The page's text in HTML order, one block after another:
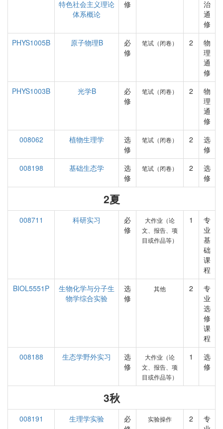
特色社会主义理论
体系概论
修
治
通
修
PHYS1005B
原子物理B
必
修
笔试（闭卷） 2
物
理
通
修
PHYS1003B
光学B
必
修
笔试（闭卷） 2
物
理
通
修
008062
植物生理学
选
修
笔试（闭卷） 2
选
修
008198
基础生态学
选
修
笔试（闭卷） 2
选
修
2夏
008711 科研实习
必
修
大作业（论
文、报告、项
目或作品等）
1
专
业
基
础
课
程
BIOL5551P
生物化学与分子生
物学综合实验
选
修
其他 2
专
业
选
修
课
程
008188
生态学野外实习
选
修
大作业（论
文、报告、项
目或作品等）
1
选
修
3秋
008191 生理学实验
必
实验操作 2
专